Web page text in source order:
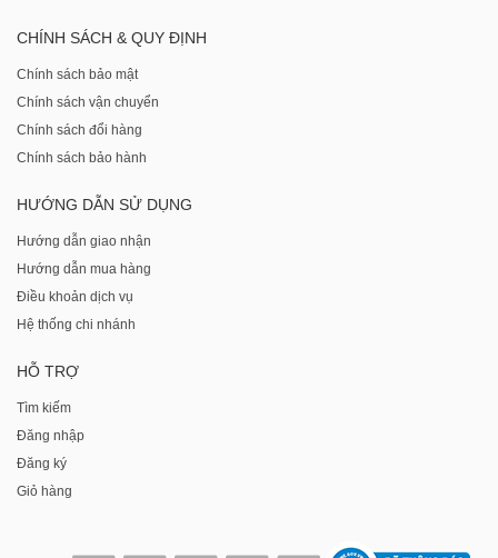
CHÍNH SÁCH & QUY ĐỊNH
Chính sách bảo mật
Chính sách vận chuyển
Chính sách đổi hàng
Chính sách bảo hành
HƯỚNG DẪN SỬ DỤNG
Hướng dẫn giao nhận
Hướng dẫn mua hàng
Điều khoản dịch vụ
Hệ thống chi nhánh
HỖ TRỢ
Tìm kiếm
Đăng nhập
Đăng ký
Giỏ hàng